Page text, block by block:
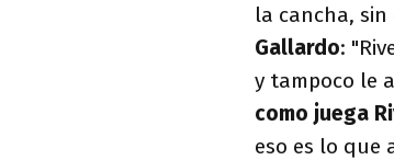
la cancha,
Gallardo:
y tampoco le
como juega
eso es lo que